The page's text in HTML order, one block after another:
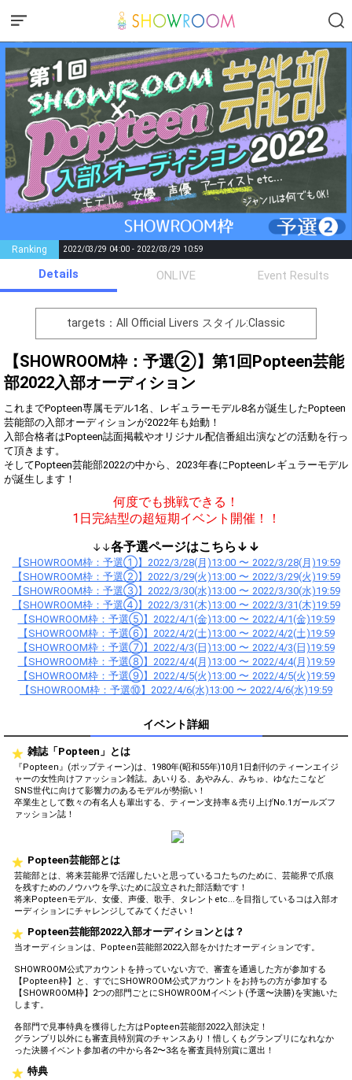
Ranking 2022/03/29 04:00 - 2022/03/29 10:59
Gifting
Throw gifts to the stage and join
the live performance.
First, try throwing free Stars
Show Gold to purchase gifts
(available from 1 JPY)! When you
continue to send gifts to the
popularity ranking and your
ranking go up.
To cheer on performers, you can
send them gifts.
To send performers paid items,
you must use Show Gold.
Comments
You can post comments. Please
refrain from posting comments
that may offend performers or
Details ONLIVE Event Results
targets：All Official Livers スタイル:Classic
【SHOWROOM枠：予選②】第1回Popteen芸能
部2022入部オーディション
これまでPopteen専属モデル1名、レギュラーモデル8名が誕生したPopteen
芸能部の入部オーディションが2022年も始動！
入部合格者はPopteen誌面掲載やオリジナル配信番組出演などの活動を行っ
て頂きます。
そしてPopteen芸能部2022の中から、2023年春にPopteenレギュラーモデル
が誕生します！
何度でも挑戦できる！
1日完結型の超短期イベント開催！！
↓↓各予選ページはこちら↓↓
【SHOWROOM枠：予選①】2022/3/28(月)13:00 〜 2022/3/28(月)19:59
【SHOWROOM枠：予選②】2022/3/29(火)13:00 〜 2022/3/29(火)19:59
【SHOWROOM枠：予選③】2022/3/30(水)13:00 〜 2022/3/30(水)19:59
【SHOWROOM枠：予選④】2022/3/31(木)13:00 〜 2022/3/31(木)19:59
【SHOWROOM枠：予選⑤】2022/4/1(金)13:00 〜 2022/4/1(金)19:59
【SHOWROOM枠：予選⑥】2022/4/2(土)13:00 〜 2022/4/2(土)19:59
【SHOWROOM枠：予選⑦】2022/4/3(日)13:00 〜 2022/4/3(日)19:59
【SHOWROOM枠：予選⑧】2022/4/4(月)13:00 〜 2022/4/4(月)19:59
【SHOWROOM枠：予選⑨】2022/4/5(火)13:00 〜 2022/4/5(火)19:59
【SHOWROOM枠：予選⑩】2022/4/6(水)13:00 〜 2022/4/6(水)19:59
イベント詳細
雑誌「Popteen」とは
『Popteen』(ポップティーン)は、1980年(昭和55年)10月1日創刊のティーンエイジ
ャーの女性向けファッション雑誌。あいりる、あやみん、みちゅ、ゆなたこなど
SNS世代に向けて影響力のあるモデルが勢揃い！
卒業生として数々の有名人も輩出する、ティーン支持率＆売り上げNo.1ガールズフ
ァッション誌！
Popteen芸能部とは
芸能部とは、将来芸能界で活躍したいと思っているコたちのために、芸能界で爪痕
を残すためのノウハウを学ぶために設立された部活動です！
将来Popteenモデル、女優、声優、歌手、タレントetc...を目指しているコは入部オ
ーディションにチャレンジしてみてください！
Popteen芸能部2022入部オーディションとは？
当オーディションは、Popteen芸能部2022入部をかけたオーディションです。
SHOWROOM公式アカウントを持っていない方で、審査を通過した方が参加する
【Popteen枠】と、すでにSHOWROOM公式アカウントをお持ちの方が参加する
【SHOWROOM枠】2つの部門ごとにSHOWROOMイベント(予選〜決勝)を実施いた
します。
各部門で見事特典を獲得した方はPopteen芸能部2022入部決定！
グランプリ以外にも審査員特別賞のチャンスあり！惜しくもグランプリになれなか
った決勝イベント参加者の中から各2〜3名を審査員特別賞に選出！
特典